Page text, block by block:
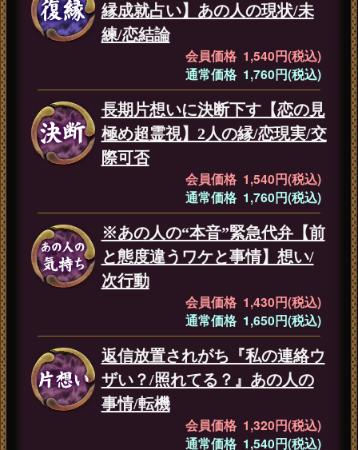
縁成就占い】あの人の現状/未
練/恋結論
会員価格 1,540円(税込)
通常価格 1,760円(税込)
長期片想いに決断下す【恋の見
極め超霊視】2人の縁/恋現実/交
際可否
会員価格 1,540円(税込)
通常価格 1,760円(税込)
※あの人の“本音”緊急代弁【前
と態度違うワケと事情】想い/
次行動
会員価格 1,430円(税込)
通常価格 1,650円(税込)
返信放置されがち『私の連絡ウ
ザい？/照れてる？』あの人の
事情/転機
会員価格 1,320円(税込)
通常価格 1,540円(税込)